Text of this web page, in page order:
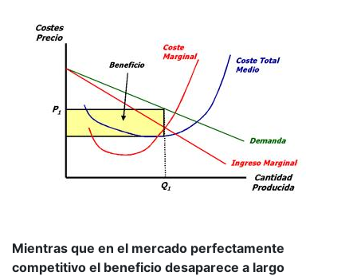
Mientras que en el mercado perfectamente
competitivo el beneficio desaparece a largo